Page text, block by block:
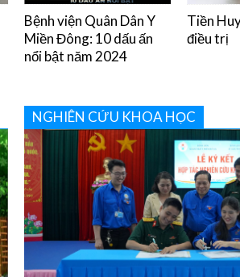
Bệnh viện Quân Dân Y
Miền Đông: 10 dấu ấn
nổi bật năm 2024
Tiền
điều trị
NGHIÊN CỨU KHOA HỌC